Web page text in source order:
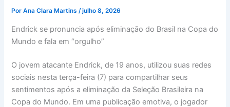
PorAna Clara Martins/julho 8, 2026
Endrick se pronuncia após eliminação do Brasil na Copa do
Mundo e fala em “orgulho”
O jovem atacante Endrick, de 19 anos, utilizou suas redes
sociais nesta terça-feira (7) para compartilhar seus
sentimentos após a eliminação da Seleção Brasileira na
Copa do Mundo. Em uma publicação emotiva, o jogador